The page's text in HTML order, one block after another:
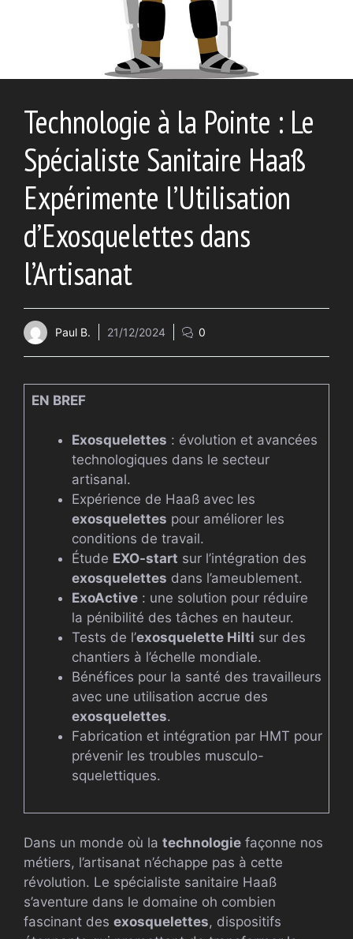
Technologie à la Pointe : Le
Spécialiste Sanitaire Haaß
Expérimente l’Utilisation
d’Exosquelettes dans
l’Artisanat
Paul B. 21/12/2024 0
EN BREF
Exosquelettes : évolution et avancées
technologiques dans le secteur
artisanal.
Expérience de Haaß avec les
exosquelettes pour améliorer les
conditions de travail.
Étude EXO-start sur l’intégration des
exosquelettes dans l’ameublement.
ExoActive: une solution pour réduire
la pénibilité des tâches en hauteur.
Tests de l’exosquelette Hilti sur des
chantiers à l’échelle mondiale.
Bénéfices pour la santé des travailleurs
avec une utilisation accrue des
exosquelettes.
Fabrication et intégration par HMT pour
prévenir les troubles musculo-
squelettiques.
Dans un monde où la technologie façonne nos
métiers, l’artisanat n’échappe pas à cette
révolution. Le spécialiste sanitaire Haaß
s’aventure dans le domaine oh combien
fascinant des exosquelettes, dispositifs